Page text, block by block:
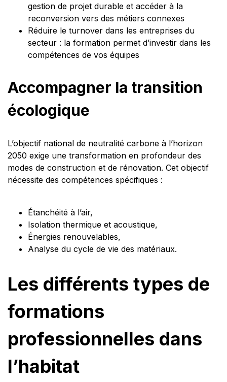
gestion de projet durable et accéder à la
reconversion vers des métiers connexes
Réduire le turnover dans les entreprises du
secteur : la formation permet d’investir dans les
compétences de vos équipes
Accompagner la transition
écologique
L’objectif national de neutralité carbone à l’horizon
2050 exige une transformation en profondeur des
modes de construction et de rénovation. Cet objectif
nécessite des compétences spécifiques :
Étanchéité à l’air,
Isolation thermique et acoustique,
Énergies renouvelables,
Analyse du cycle de vie des matériaux.
Les différents types de
formations
professionnelles dans
l’habitat